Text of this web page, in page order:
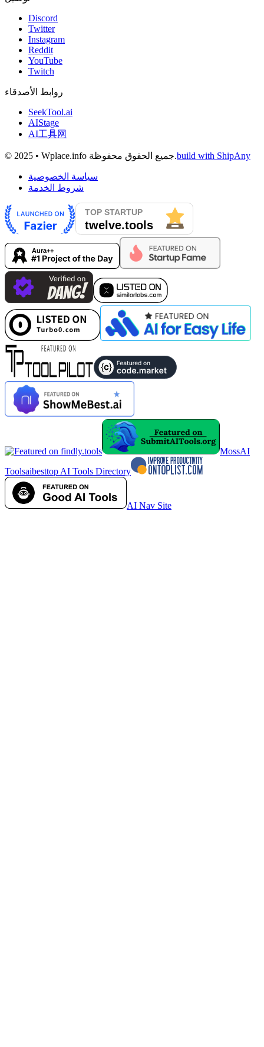
Discord
Twitter
Instagram
Reddit
YouTube
Twitch
روابط الأصدقاء
SeekTool.ai
AIStage
AI工具网
© 2025 • Wplace.info جميع الحقوق محفوظة.build with ShipAny
سياسة الخصوصية
شروط الخدمة
MossAI
Toolsaibesttop AI Tools Directory
AI Nav Site